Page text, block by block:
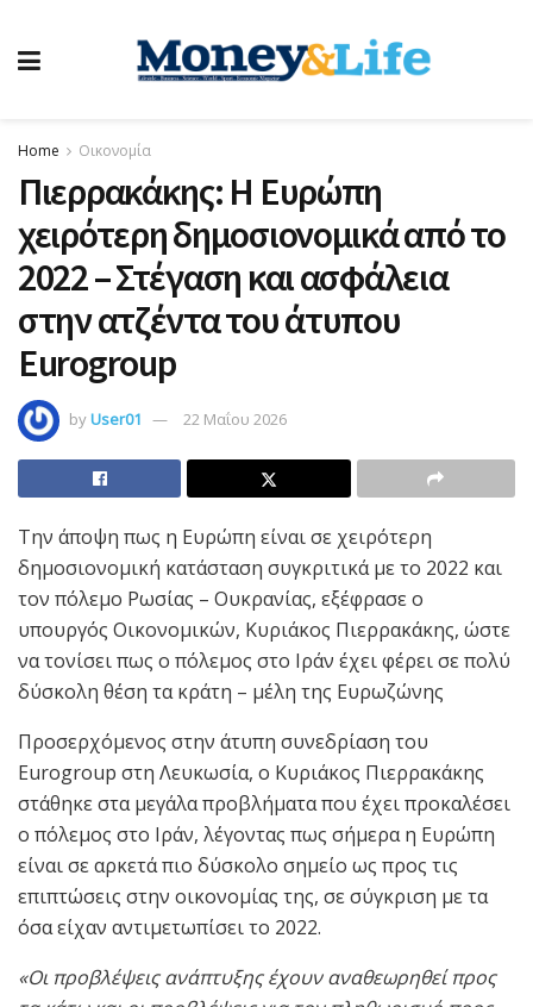
Home Οικονομία
Πιερρακάκης: Η Ευρώπη
χειρότερη δημοσιονομικά από το
2022 – Στέγαση και ασφάλεια
στην ατζέντα του άτυπου
Eurogroup
byUser01 22 Μαΐου 2026
Την άποψη πως η Ευρώπη είναι σε χειρότερη
δημοσιονομική κατάσταση συγκριτικά με το 2022 και
τον πόλεμο Ρωσίας – Ουκρανίας, εξέφρασε ο
υπουργός Οικονομικών, Κυριάκος Πιερρακάκης, ώστε
να τονίσει πως ο πόλεμος στο Ιράν έχει φέρει σε πολύ
δύσκολη θέση τα κράτη – μέλη της Ευρωζώνης
Προσερχόμενος στην άτυπη συνεδρίαση του
Eurogroup στη Λευκωσία, o Κυριάκος Πιερρακάκης
στάθηκε στα μεγάλα προβλήματα που έχει προκαλέσει
ο πόλεμος στο Ιράν, λέγοντας πως σήμερα η Ευρώπη
είναι σε αρκετά πιο δύσκολο σημείο ως προς τις
επιπτώσεις στην οικονομίας της, σε σύγκριση με τα
όσα είχαν αντιμετωπίσει το 2022.
«Οι προβλέψεις ανάπτυξης έχουν αναθεωρηθεί προς